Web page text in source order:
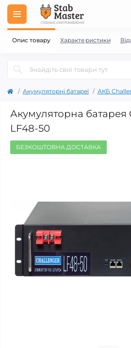
Акумуляторні батареї АКБ
Акумуляторна батарея
LF48-50
БЕЗКОШТОВНА ДОСТАВКА
Опис товару Характеристики